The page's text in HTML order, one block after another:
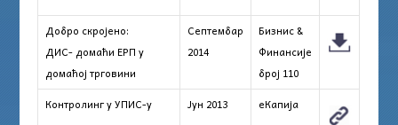
Добро скројено:
ДИС- домаћи ЕРП у
домаћој трговини
Септембар
2014
Бизнис &
Финансије
број 110
Контролинг у УПИС-у Јун 2013 еКапија